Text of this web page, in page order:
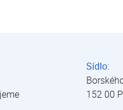
Sídlo:
152 00